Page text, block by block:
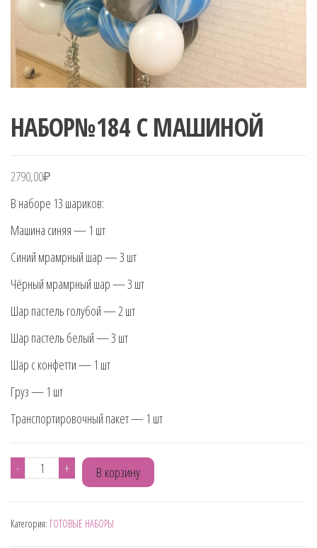
НАБОР№184 С МАШИНОЙ
2790,00₽
В наборе 13 шариков:
Машина синяя — 1 шт
Синий мрамрный шар — 3 шт
Чёрный мрамрный шар — 3 шт
Шар пастель голубой — 2 шт
Шар пастель белый — 3 шт
Шар с конфетти — 1 шт
Груз — 1 шт
Транспортировочный пакет — 1 шт
-
Количество
С
+ В корзину
Категория: ГОТОВЫЕ НАБОРЫ